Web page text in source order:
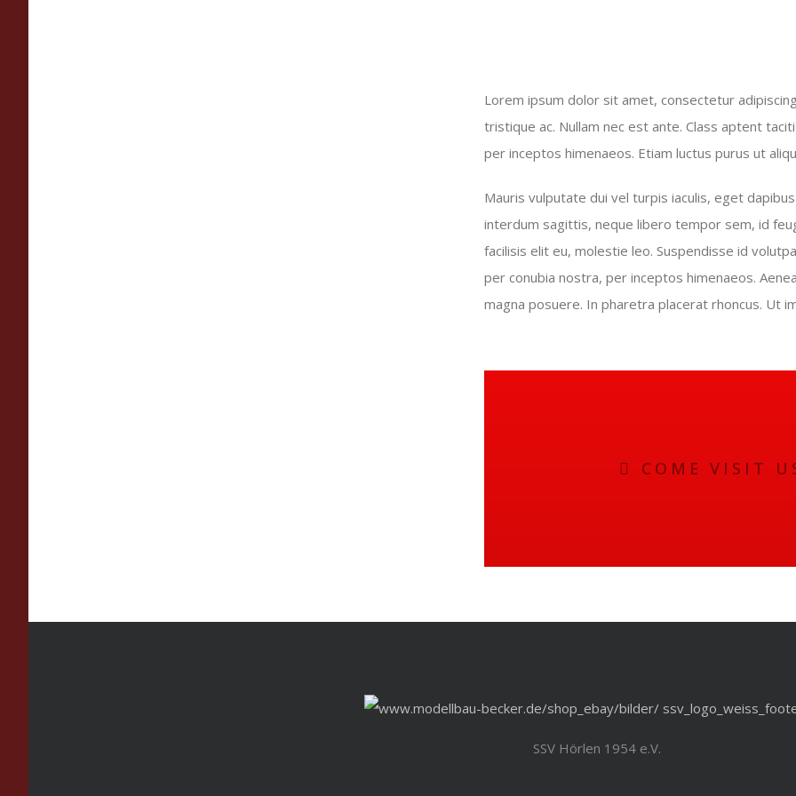
Lorem ipsum dolor sit amet, consectetur
tristique ac. Nullam nec est ante. Class aptent
per inceptos himenaeos. Etiam luctus purus ut
Mauris vulputate dui vel turpis iaculis, eget
interdum sagittis, neque libero tempor sem, id
facilisis elit eu, molestie leo. Suspendisse id
per conubia nostra, per inceptos himenaeos.
magna posuere. In pharetra placerat rhoncus. Ut
COME VISIT
SSV Hörlen 1954 e.V.